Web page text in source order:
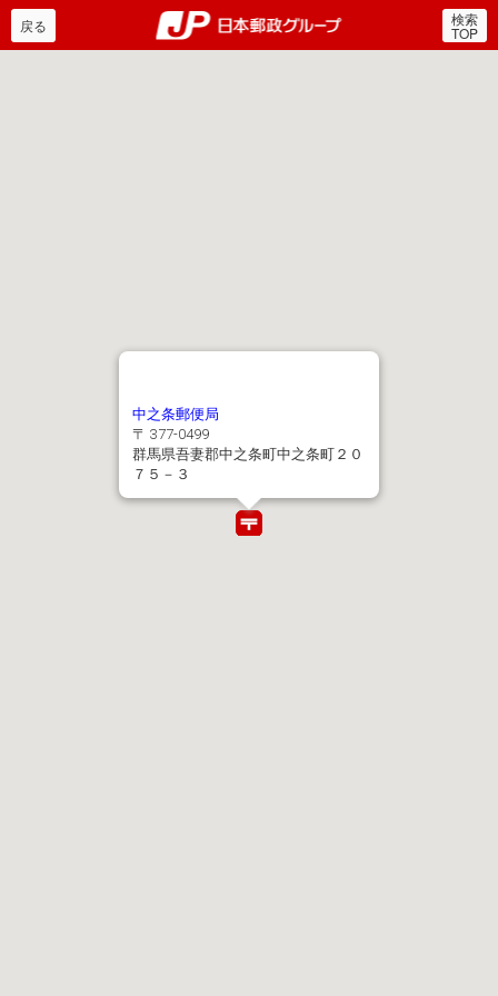
郵便局・日本郵政グルー
戻る 検索
TOP
中之条郵便局
〒 377-0499
群馬県吾妻郡中之条町中之条町２０
７５－３